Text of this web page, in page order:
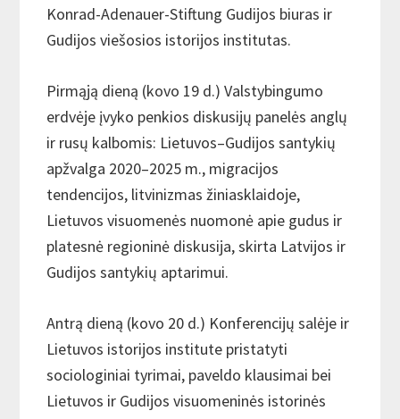
Konrad-Adenauer-Stiftung Gudijos biuras ir
Gudijos viešosios istorijos institutas.
Pirmąją dieną (kovo 19 d.) Valstybingumo
erdvėje įvyko penkios diskusijų panelės anglų
ir rusų kalbomis: Lietuvos–Gudijos santykių
apžvalga 2020–2025 m., migracijos
tendencijos, litvinizmas žiniasklaidoje,
Lietuvos visuomenės nuomonė apie gudus ir
platesnė regioninė diskusija, skirta Latvijos ir
Gudijos santykių aptarimui.
Antrą dieną (kovo 20 d.) Konferencijų salėje ir
Lietuvos istorijos institute pristatyti
sociologiniai tyrimai, paveldo klausimai bei
Lietuvos ir Gudijos visuomeninės istorinės